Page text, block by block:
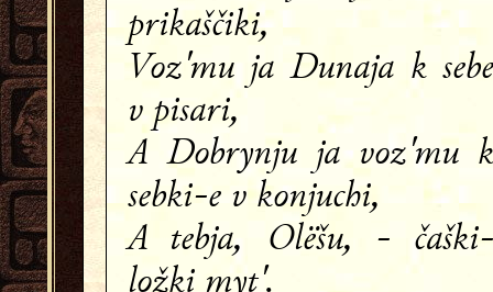
prikaščiki,
Voz'mu ja Dunaja k sebe
v pisari,
A Dobrynju ja voz'mu k
sebki-e v konjuchi,
A tebja, Olëšu, - čaški-
ložki myt'.